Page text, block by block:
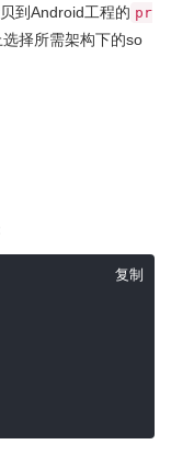
到Android工程的 pr
择所需架构下的so
复制